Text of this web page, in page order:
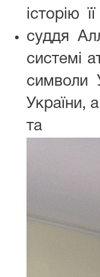
історію
суддя
системі
символи
України,
та